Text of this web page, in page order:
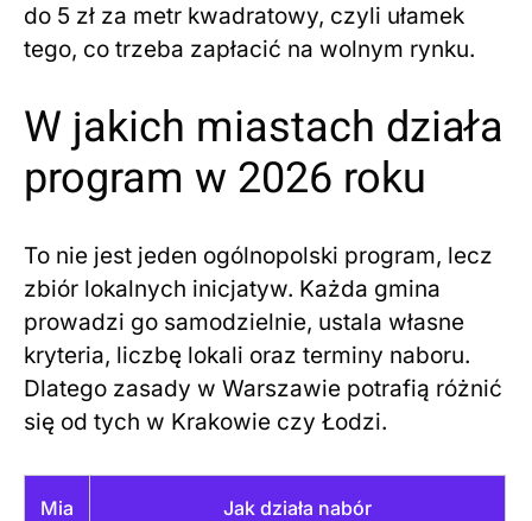
do 5 zł za metr kwadratowy, czyli ułamek
tego, co trzeba zapłacić na wolnym rynku.
W jakich miastach działa
program w 2026 roku
To nie jest jeden ogólnopolski program, lecz
zbiór lokalnych inicjatyw. Każda gmina
prowadzi go samodzielnie, ustala własne
kryteria, liczbę lokali oraz terminy naboru.
Dlatego zasady w Warszawie potrafią różnić
się od tych w Krakowie czy Łodzi.
Mia Jak działa nabór